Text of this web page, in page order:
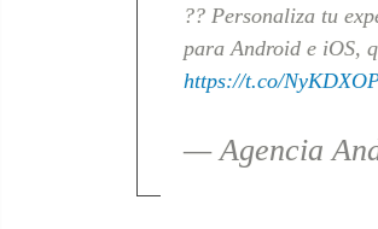
?? Personaliza tu
para Android e iOS,
https://t.co/
— Agencia